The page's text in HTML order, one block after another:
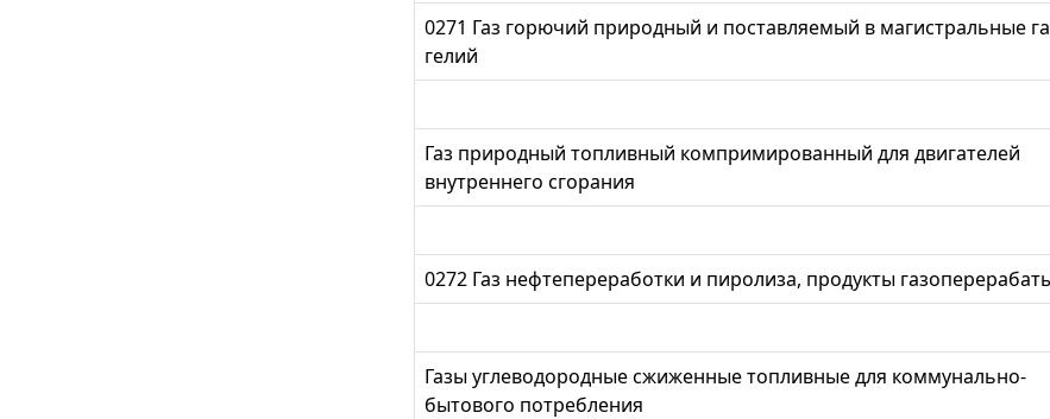
0271 Газ горючий природный и поставляемый в магистральные
гелий
Газ природный топливный компримированный для двигателей
внутреннего сгорания
0272 Газ нефтепереработки и пиролиза, продукты
Газы углеводородные сжиженные топливные для коммунально-
бытового потребления